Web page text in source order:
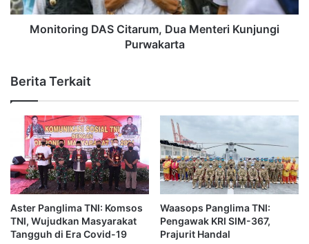
Monitoring DAS Citarum, Dua Menteri Kunjungi
Purwakarta
Berita Terkait
Aster Panglima TNI: Komsos
TNI, Wujudkan Masyarakat
Tangguh di Era Covid-19
Waasops Panglima TNI:
Pengawak KRI SIM-367,
Prajurit Handal